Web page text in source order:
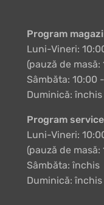
Program
Luni-Vineri:
(pauză de
Sâmbăta: 10:00
Duminică: închis
Program
Luni-Vineri:
(pauză de
Sâmbăta: închis
Duminică: închis